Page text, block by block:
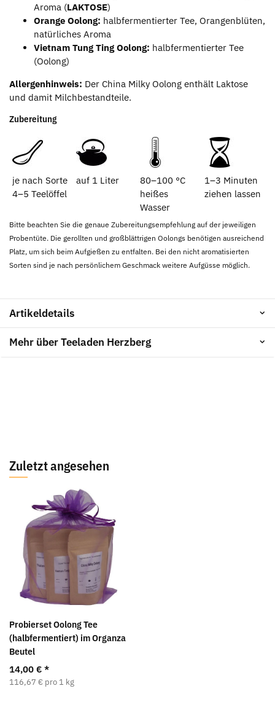
Aroma (LAKTOSE)
Orange Oolong: halbfermentierter Tee, Orangenblüten,
natürliches Aroma
Vietnam Tung Ting Oolong: halbfermentierter Tee
(Oolong)
Allergenhinweis: Der China Milky Oolong enthält Laktose
und damit Milchbestandteile.
Zubereitung
je nach Sorte
4–5 Teelöffel
auf 1 Liter
80–100 °C
heißes
Wasser
1–3 Minuten
ziehen lassen
Bitte beachten Sie die genaue Zubereitungsempfehlung auf der jeweiligen
Probentüte. Die gerollten und großblättrigen Oolongs benötigen ausreichend
Platz, um sich beim Aufgießen zu entfalten. Bei den nicht aromatisierten
Sorten sind je nach persönlichem Geschmack weitere Aufgüsse möglich.
Artikeldetails
Mehr über Teeladen Herzberg
Zuletzt angesehen
Probierset Oolong Tee
(halbfermentiert) im Organza
Beutel
14,00 € *
116,67 € pro 1 kg